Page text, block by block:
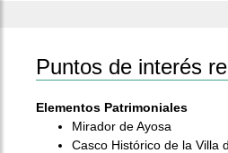
Puntos de interés
Elementos Patrimoniales
Mirador de Ayosa
Casco Histórico de la Villa